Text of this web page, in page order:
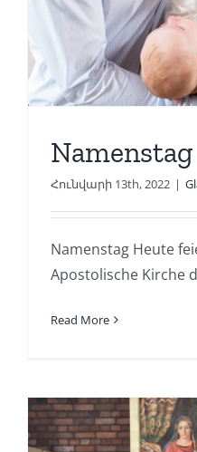
Namenstag
Հունվարի 13th, 2022 |
Namenstag Heute
Apostolische Kirche
Read More